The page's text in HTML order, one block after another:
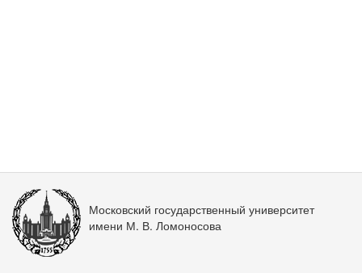
Московский государственный университет
имени М. В. Ломоносова